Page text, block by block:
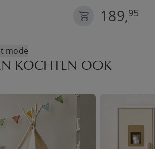
189,95
mode
KOCHTEN OOK